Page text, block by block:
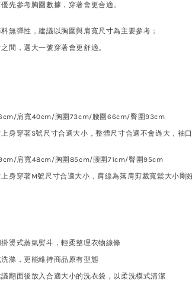
先參考胸圍數據，穿著會更合適。
無彈性，建議以胸圍與肩寬尺寸為主要參考；
間，選大一號穿著會更舒適。
/肩寬40cm/胸圍73cm/腰圍66cm/臀圍93cm
身穿著S號尺寸合適大小，整體尺寸合適不會過大，袖
肩寬48cm/胸圍85cm/腰圍71cm/臀圍95cm
身穿著M號尺寸合適大小，肩線為落肩剪裁寬鬆大小剛
掛燙式蒸氣熨斗，輕柔整理衣物線條
洗滌，更能維持商品原有型態
議翻面後放入合適大小的洗衣袋，以柔洗模式清潔